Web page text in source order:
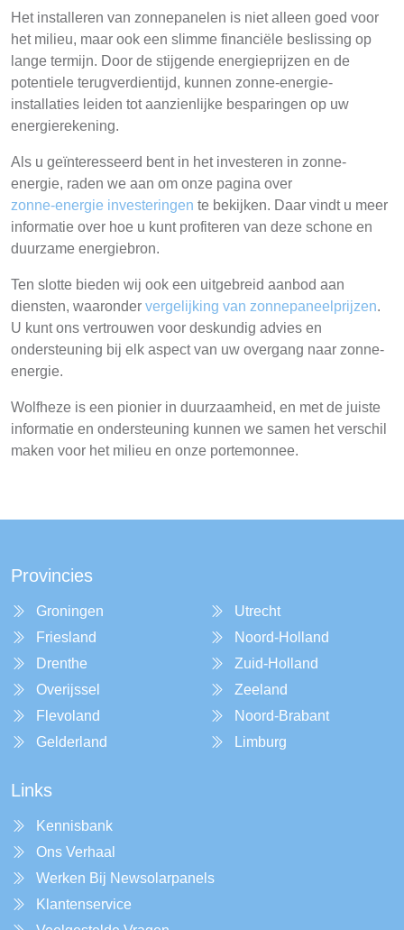
Het installeren van zonnepanelen is niet alleen goed voor
het milieu, maar ook een slimme financiële beslissing op
lange termijn. Door de stijgende energieprijzen en de
potentiele terugverdientijd, kunnen zonne-energie-
installaties leiden tot aanzienlijke besparingen op uw
energierekening.
Als u geïnteresseerd bent in het investeren in zonne-
energie, raden we aan om onze pagina over
zonne-energie investeringen te bekijken. Daar vindt u meer
informatie over hoe u kunt profiteren van deze schone en
duurzame energiebron.
Ten slotte bieden wij ook een uitgebreid aanbod aan
diensten, waaronder vergelijking van zonnepaneelprijzen.
U kunt ons vertrouwen voor deskundig advies en
ondersteuning bij elk aspect van uw overgang naar zonne-
energie.
Wolfheze is een pionier in duurzaamheid, en met de juiste
informatie en ondersteuning kunnen we samen het verschil
maken voor het milieu en onze portemonnee.
Provincies
Groningen
Friesland
Drenthe
Overijssel
Flevoland
Gelderland
Utrecht
Noord-Holland
Zuid-Holland
Zeeland
Noord-Brabant
Limburg
Links
Kennisbank
Ons Verhaal
Werken Bij Newsolarpanels
Klantenservice